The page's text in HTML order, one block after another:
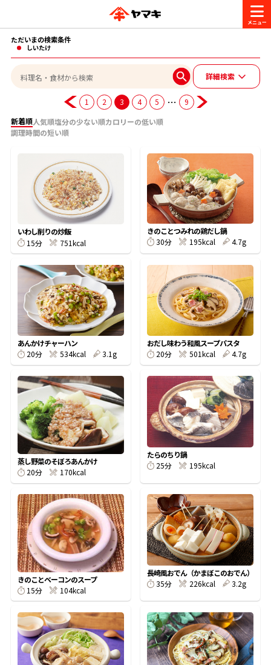
商品情報
ヤマキ『めんつゆ』 ヤマキ 割烹白だし
旨さ、別格。だし屋の鍋 韓福善シリーズ
サッと鍋® 楽チン鍋®
楽チン屋® ストレートつゆ
レシピ
おいしいレシピを探す
おいしいレシピトップ
主食レシピ
主菜レシピ
汁物レシピ
時短レシピ
おいしいレシピを商品から探す
かつお節レシピ
めんつゆレシピ
割烹白だしレシピ
レシピ特設サイト
割烹白だしレシピ特集
だし巻き卵特集
かつおだしが決め手！簡単茶碗蒸し
かつお節・だしを楽しむ
かつお節・だしを知る
だしの取り方
かつお節の削り方
かつお節・だしをもっと知る
ヤマキ かつお節プラス®
かつお節・だしを楽しむ
だしコミュ
CM・キャンペーン
キャンペーン一覧
企業・採用情報
企業情報
- 百年対話
- ヤマキ かつお節プラス®
採用情報
- ジョブリターン制
お問い合わせ
ヤマキお客様相談室
オンラインショップ
コミュニティサイト
Global
ただいまの検索条件
しいたけ
詳細検索
1 2 3 4 5 …
9
新着順人気順塩分の少ない順カロリーの低い順
調理時間の短い順
いわし削りの炒飯
15分
751kcal
きのことつみれの鶏だし鍋
30分
195kcal 4.7g
あんかけチャーハン
20分
534kcal 3.1g
おだし味わう和風スープパスタ
20分
501kcal 4.7g
蒸し野菜のそぼろあんかけ
20分
170kcal
たらのちり鍋
25分
195kcal
きのことベーコンのスープ
15分
104kcal
長崎風おでん（かまぼこのおでん）
35分
226kcal 3.2g